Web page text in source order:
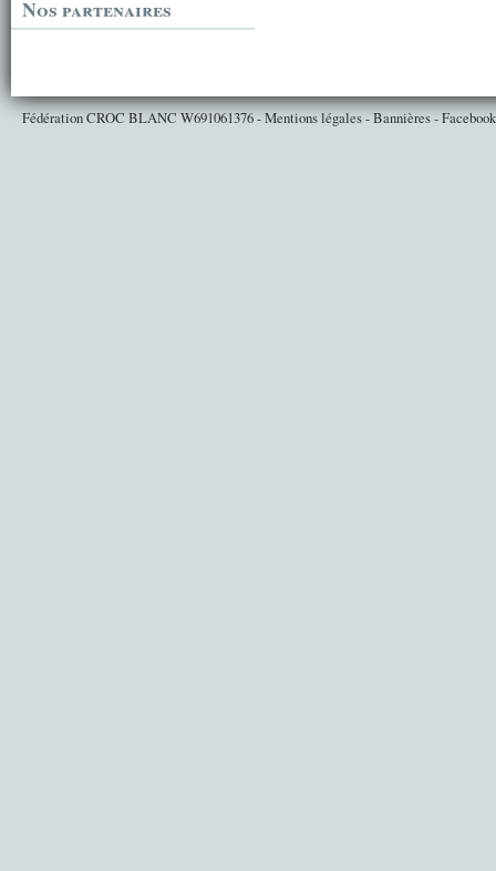
Nos partenaires
Fédération CROC BLANCW691061376-Mentions légales-Bannières-Facebook